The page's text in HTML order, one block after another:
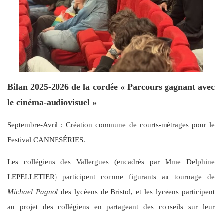
Bilan 2025-2026 de la cordée « Parcours gagnant avec
le cinéma-audiovisuel »
Septembre-Avril : Création commune de courts-métrages pour le
Festival CANNESÉRIES.
Les collégiens des Vallergues (encadrés par Mme Delphine
LEPELLETIER) participent comme figurants au tournage de
Michael Pagnoldes lycéens de Bristol, et les lycéens participent
au projet des collégiens en partageant des conseils sur leur